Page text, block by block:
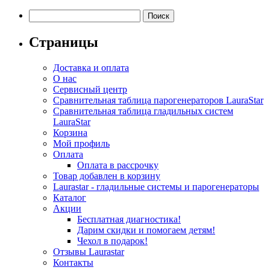
Страницы
Доставка и оплата
О нас
Сервисный центр
Сравнительная таблица парогенераторов LauraStar
Сравнительная таблица гладильных систем
LauraStar
Корзина
Мой профиль
Оплата
Оплата в рассрочку
Товар добавлен в корзину
Laurastar - гладильные системы и парогенераторы
Каталог
Акции
Бесплатная диагностика!
Дарим скидки и помогаем детям!
Чехол в подарок!
Отзывы Laurastar
Контакты